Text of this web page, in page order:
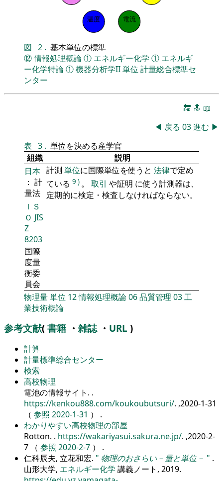
電流
温度
図 2 . 基本単位の標準
⑫情報処理概論① エネルギー化学 ① エネルギ
ー化学特論①機器分析学II単位 計量総合標準セ
ンター
🔚 🔝 📖
◀ 戻る 03進む ▶
表 3 . 単位を決める産学官
組織
説明
日本
： 計
量法
計測 単位に国際単位を使うと 法律で定め
ている 9 ) 。 取引 や証明 に使う計測器は、
定期的に検定・検査しなければならない。
ＩＳ
Ｏ JIS
Z
8203
国際
度量
衡委
員会
物理量単位 12情報処理概論06品質管理 03工
業技術概論
参考文献( 書籍 ・ 雑誌・ URL )
計算
計量標準総合センター
検索
高校物理
電池の情報サイト. .
https://kenkou888.com/koukoubutsuri/. ,2020-1-31
（ 参照 2020-1-31 ） .
わかりやすい高校物理の部屋
Rotton. . https://wakariyasui.sakura.ne.jp/. ,2020-2-
7 （ 参照 2020-2-7 ） .
仁科辰夫, 立花和宏.
物理のおさらい－量と単位－
.
山形大学, エネルギー化学 講義ノート, 2019.